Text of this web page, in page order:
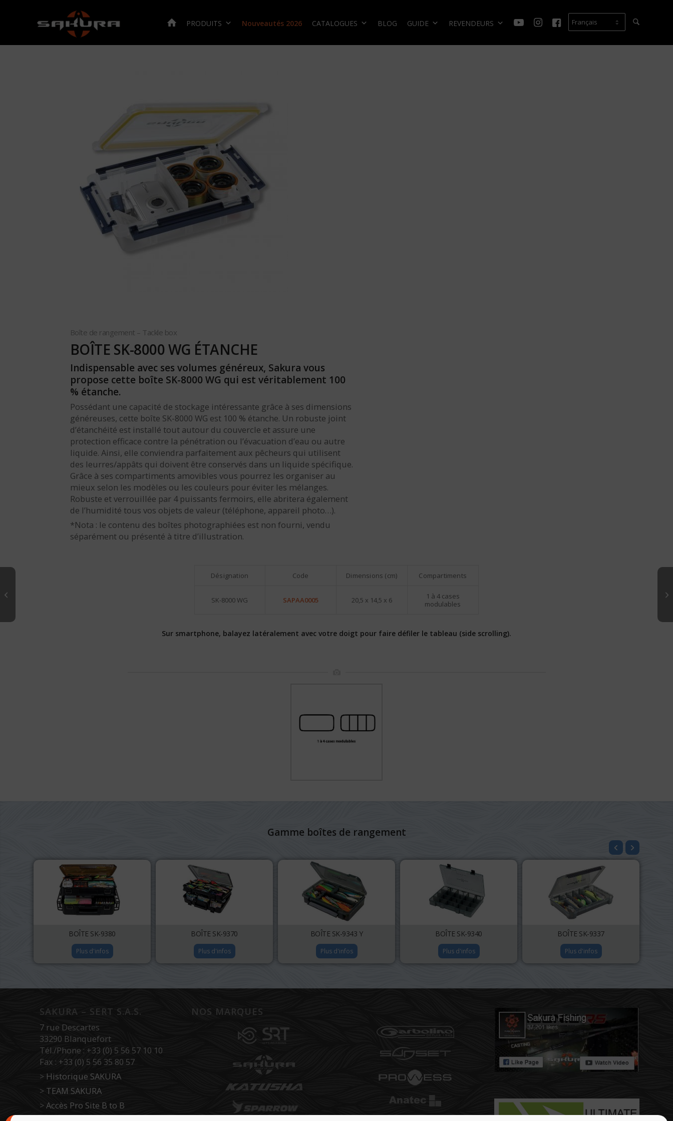
PRODUITS Nouveautés 2026 CATALOGUES BLOG GUIDE REVENDEURS
Boîte de rangement – Tackle box
BOÎTE SK-8000 WG ÉTANCHE
Indispensable avec ses volumes généreux, Sakura vous
propose cette boîte SK-8000 WG qui est véritablement 100
% étanche.
Possédant une capacité de stockage intéressante grâce à ses dimensions
généreuses, cette boîte SK-8000 WG est 100 % étanche. Un robuste joint
d’étanchéité est installé tout autour du couvercle et assure une
protection efficace contre la pénétration ou l’évacuation d’eau ou autre
liquide. Ainsi, elle conviendra parfaitement aux pêcheurs qui utilisent
des leurres/appâts qui doivent être conservés dans un liquide spécifique.
Grâce à ses compartiments amovibles vous pourrez les organiser au
mieux selon les modèles ou les couleurs pour éviter les mélanges.
Robuste et verrouillée par 4 puissants fermoirs, elle abritera également
de l’humidité tous vos objets de valeur (téléphone, appareil photo…).
*Nota : le contenu des boîtes photographiées est non fourni, vendu
séparément ou présenté à titre d’illustration.
Désignation Code Dimensions (cm) Compartiments
SK-8000 WG SAPAA0005 20,5 x 14,5 x 6
1 à 4 cases
modulables
Sur smartphone, balayez latéralement avec votre doigt pour faire défiler le tableau (side scrolling).
Gamme boîtes de rangement
BOÎTE SK-9380
Plus d'infos
BOÎTE SK-9370
Plus d'infos
BOÎTE SK-9343 Y
Plus d'infos
BOÎTE SK-9340
Plus d'infos
BOÎTE SK-9337
Plus d'infos
SAKURA – SERT S.A.S.
7 rue Descartes
33290 Blanquefort
Tél./Phone : +33 (0) 5 56 57 10 10
Fax : +33 (0) 5 56 35 80 57
> Historique SAKURA
> TEAM SAKURA
>Accès Pro Site B to B
NOS MARQUES